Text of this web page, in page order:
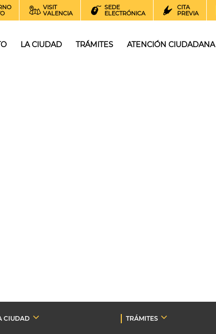
VISIT
VALENCIA
SEDE
ELECTRÓNICA
CITA
PREVIA
LA CIUDAD TRÁMITES ATENCIÓN CIUDADANA
CIUDAD TRÁMITES